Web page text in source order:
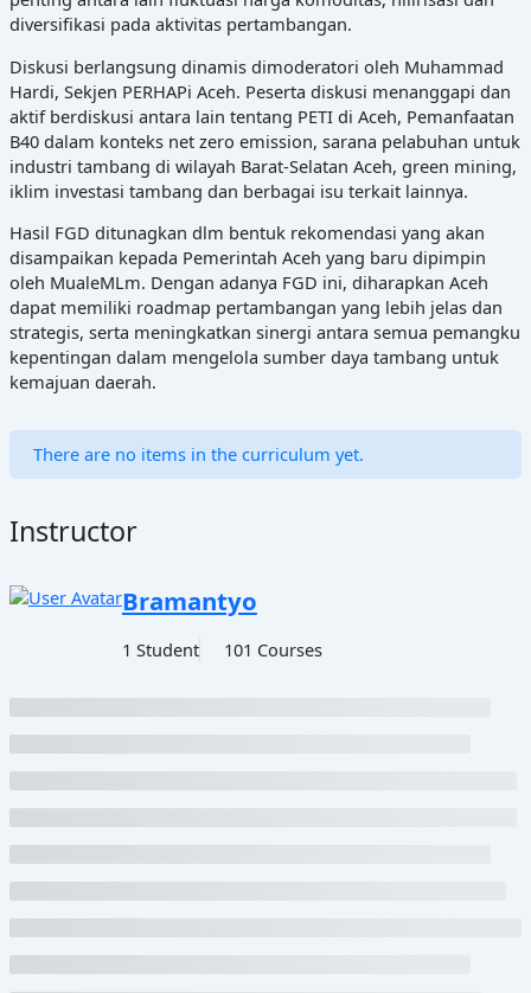
diversifikasi pada aktivitas pertambangan.
Diskusi berlangsung dinamis dimoderatori oleh Muhammad
Hardi, Sekjen PERHAPi Aceh. Peserta diskusi menanggapi dan
aktif berdiskusi antara lain tentang PETI di Aceh, Pemanfaatan
B40 dalam konteks net zero emission, sarana pelabuhan untuk
industri tambang di wilayah Barat-Selatan Aceh, green mining,
iklim investasi tambang dan berbagai isu terkait lainnya.
Hasil FGD ditunagkan dlm bentuk rekomendasi yang akan
disampaikan kepada Pemerintah Aceh yang baru dipimpin
oleh MualeMLm. Dengan adanya FGD ini, diharapkan Aceh
dapat memiliki roadmap pertambangan yang lebih jelas dan
strategis, serta meningkatkan sinergi antara semua pemangku
kepentingan dalam mengelola sumber daya tambang untuk
kemajuan daerah.
There are no items in the curriculum yet.
Instructor
Bramantyo
1 Student 101 Courses